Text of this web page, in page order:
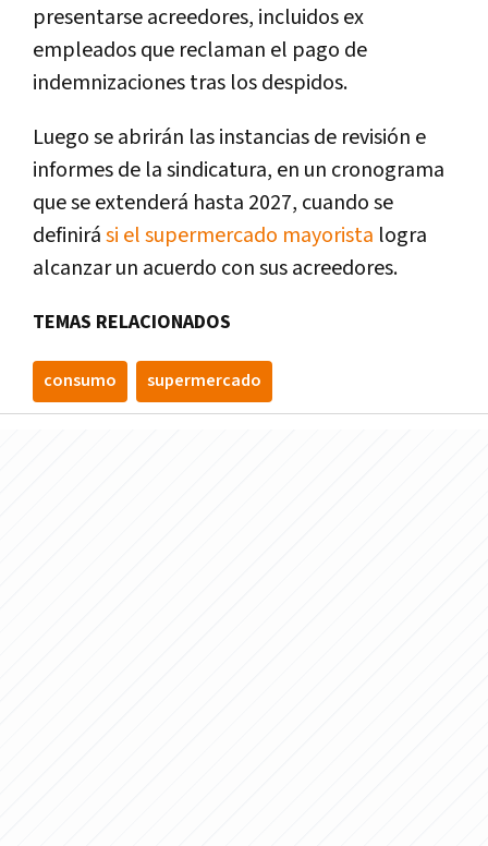
presentarse acreedores, incluidos ex
empleados que reclaman el pago de
indemnizaciones tras los despidos.
Luego se abrirán las instancias de revisión e
informes de la sindicatura, en un cronograma
que se extenderá hasta 2027, cuando se
definirási el supermercado mayorista logra
alcanzar un acuerdo con sus acreedores.
TEMAS RELACIONADOS
consumo supermercado